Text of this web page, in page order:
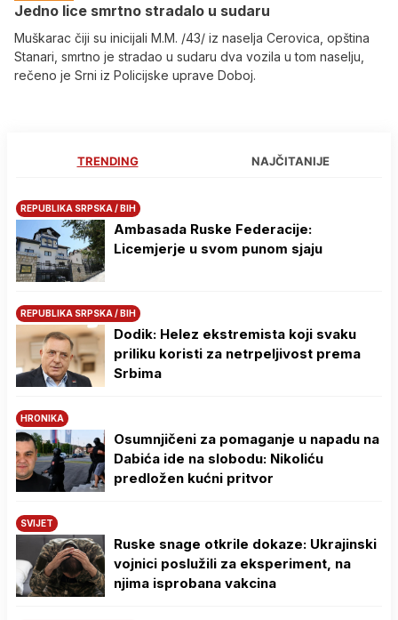
Јedno lice smrtno stradalo u sudaru
Muškarac čiji su inicijali M.M. /43/ iz naselja Cerovica, opština
Stanari, smrtno je stradao u sudaru dva vozila u tom naselju,
rečeno je Srni iz Policijske uprave Doboj.
TRENDING NAJČITANIJE
REPUBLIKA SRPSKA / BIH
Ambasada Ruske Federacije:
Licemjerje u svom punom sjaju
REPUBLIKA SRPSKA / BIH
Dodik: Helez ekstremista koji svaku
priliku koristi za netrpeljivost prema
Srbima
HRONIKA
Osumnjičeni za pomaganje u napadu na
Dabića ide na slobodu: Nikoliću
predložen kućni pritvor
SVIJET
Ruske snage otkrile dokaze: Ukrajinski
vojnici poslužili za eksperiment, na
njima isprobana vakcina